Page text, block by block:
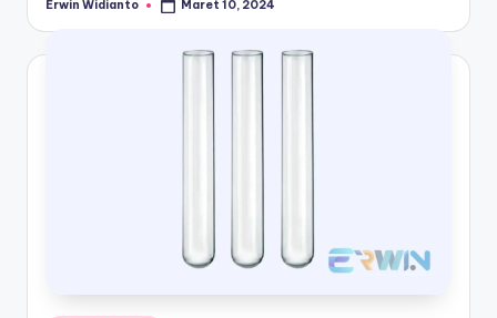
Posted
Erwin Widianto Maret 10, 2024